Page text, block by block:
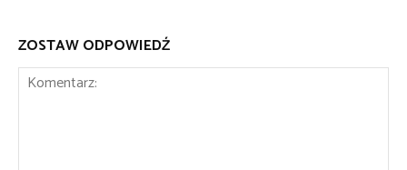
ZOSTAW ODPOWIEDŹ